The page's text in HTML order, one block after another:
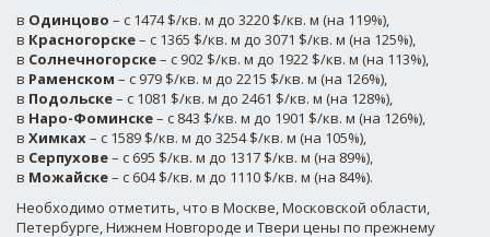
в Одинцово – с 1474 $/кв. м до 3220 $/кв. м (на 119%),
в Красногорске– с 1365 $/кв. м до 3071 $/кв. м (на 125%),
в Солнечногорске– с 902 $/кв. м до 1922 $/кв. м (на 113%),
в Раменском – с 979 $/кв. м до 2215 $/кв. м (на 126%),
в Подольске– с 1081 $/кв. м до 2461 $/кв. м (на 128%),
в Наро-Фоминске– с 843 $/кв. м до 1901 $/кв. м (на 126%),
в Химках– с 1589 $/кв. м до 3254 $/кв. м (на 105%),
в Серпухове– с 695 $/кв. м до 1317 $/кв. м (на 89%),
в Можайске– с 604 $/кв. м до 1110 $/кв. м (на 84%).
Необходимо отметить, что в Москве, Московской области,
Петербурге, Нижнем Новгороде и Твери цены по прежнему